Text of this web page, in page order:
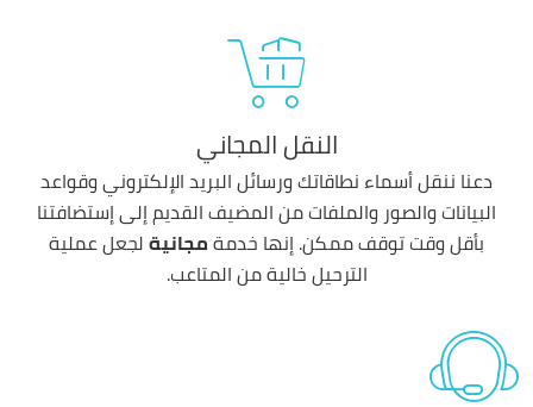
النقل المجاني
دعنا ننقل أسماء نطاقاتك ورسائل البريد الإلكتروني وقواعد
البيانات والصور والملفات من المضيف القديم إلى إستضافتنا
بأقل وقت توقف ممكن. إنها خدمةمجانيةلجعل عملية
الترحيل خالية من المتاعب.